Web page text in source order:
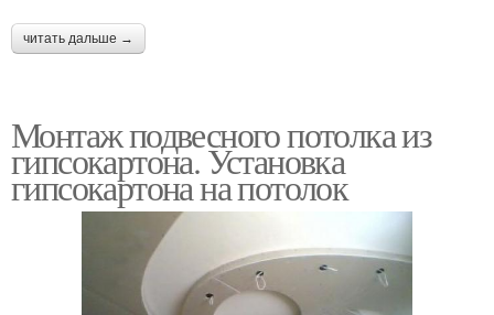
читать дальше →
Монтаж подвесного потолка из
гипсокартона. Установка
гипсокартона на потолок